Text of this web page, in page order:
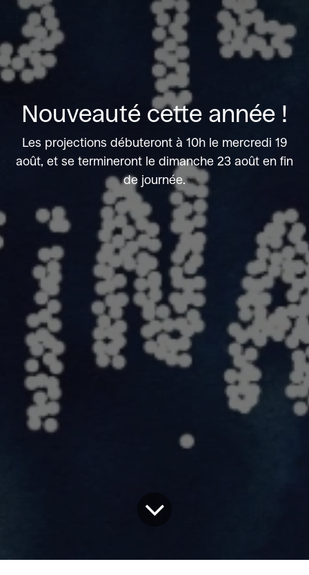
Nouveauté cette année !
Les projections débuteront à 10h le mercredi 19
août, et se termineront le dimanche 23 août en fin
de journée.